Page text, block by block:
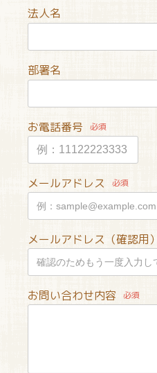
法人名
部署名
お電話番号 必須
メールアドレス 必須
メールアドレス（確認用）
お問い合わせ内容 必須